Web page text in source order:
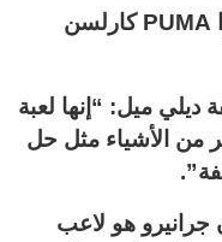
سفيرا PUMA كارلسن
ميل: “إنها لعبة
من الأشياء مثل حل
جرانيرو هو لاعب